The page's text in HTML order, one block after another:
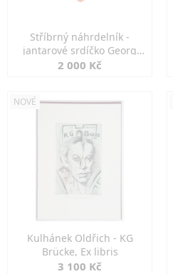
Stříbrný náhrdelník -
jantarové srdíčko Georg
Kramer
2 000 Kč
NOVÉ
Kulhánek Oldřich - KG
Brücke, Ex libris
3 100 Kč